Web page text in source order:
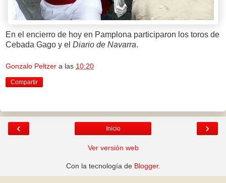
En el encierro de hoy en Pamplona participaron los toros de
Cebada Gago y el Diario de Navarra.
Gonzalo Peltzer a las 10:20
Compartir
‹ ›
Inicio
Ver versión web
Con la tecnología de Blogger.